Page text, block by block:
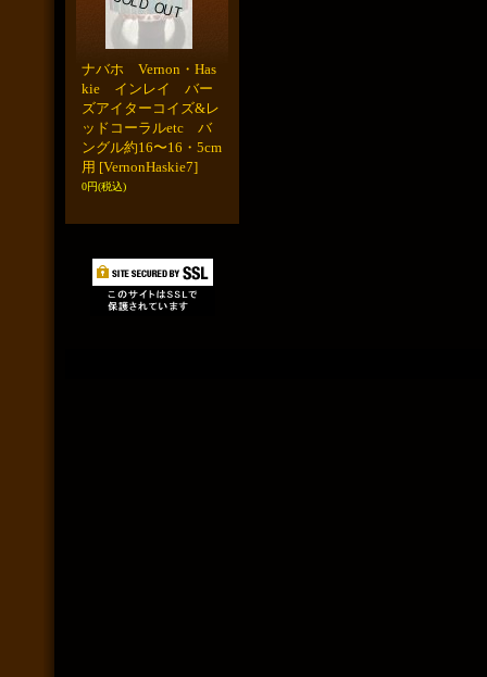
ナバホ Vernon・Has
kie インレイ バー
ズアイターコイズ&レ
ッドコーラルetc バ
ングル約16〜16・5cm
用 [VernonHaskie7]
0円(税込)